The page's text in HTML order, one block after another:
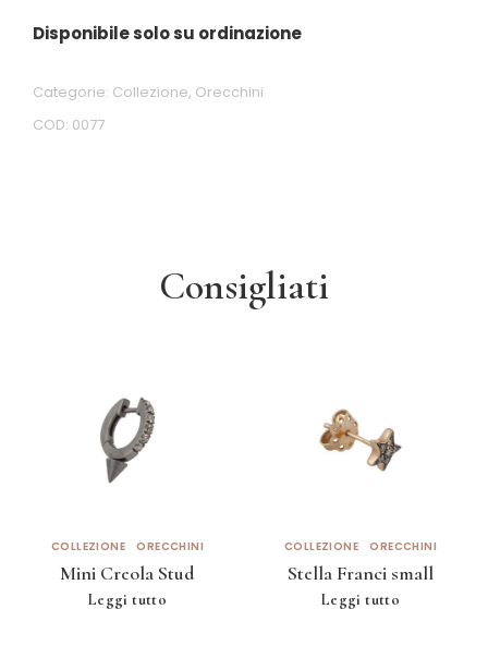
Disponibile solo su ordinazione
COD: 0077
Categorie: Collezione, Orecchini
Consigliati
COLLEZIONE ORECCHINI
Mini Creola Stud
Leggi tutto
COLLEZIONE ORECCHINI
Stella Franci small
Leggi tutto